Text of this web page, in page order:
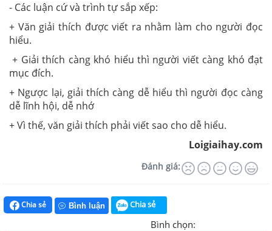
- Các luận cứ và trình tự sắp xếp:
+ Văn giải thích được viết ra nhằm làm cho người đọc
hiểu.
+ Giải thích càng khó hiểu thì người viết càng khó đạt
mục đích.
+ Ngược lại, giải thích càng dễ hiểu thì người đọc càng
dễ lĩnh hội, dễ nhớ
+ Vì thế, văn giải thích phải viết sao cho dễ hiểu.
Loigiaihay.com
Đánh giá:
Chia sẻ Bình luận Chia sẻ
Bình chọn: